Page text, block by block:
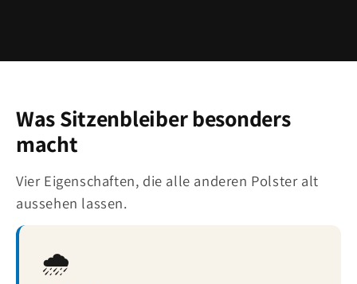
Was Sitzenbleiber besonders
macht
Vier Eigenschaften, die alle anderen Polster alt
aussehen lassen.
🌧️